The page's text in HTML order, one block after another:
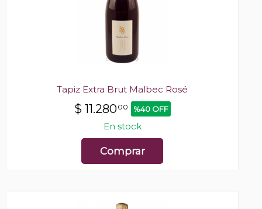
Tapiz Extra Brut Malbec Rosé
$ 11.28000 %40 OFF
En stock
Comprar